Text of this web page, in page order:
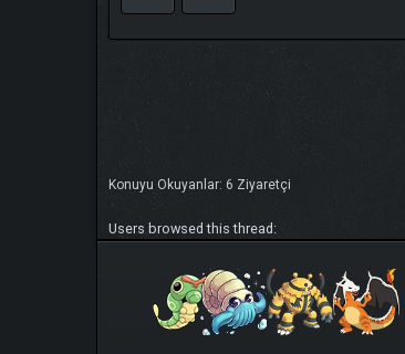
Konuyu Okuyanlar: 6 Ziyaretçi
Users browsed this thread: